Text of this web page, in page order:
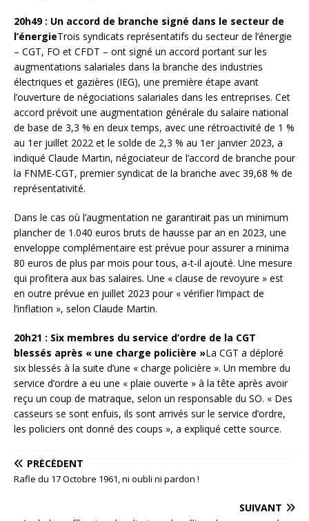
20h49 : Un accord de branche signé dans le secteur de
l’énergieTrois syndicats représentatifs du secteur de l’énergie
– CGT, FO et CFDT – ont signé un accord portant sur les
augmentations salariales dans la branche des industries
électriques et gazières (IEG), une première étape avant
l’ouverture de négociations salariales dans les entreprises. Cet
accord prévoit une augmentation générale du salaire national
de base de 3,3 % en deux temps, avec une rétroactivité de 1 %
au 1er juillet 2022 et le solde de 2,3 % au 1er janvier 2023, a
indiqué Claude Martin, négociateur de l’accord de branche pour
la FNME-CGT, premier syndicat de la branche avec 39,68 % de
représentativité.
Dans le cas où l’augmentation ne garantirait pas un minimum
plancher de 1.040 euros bruts de hausse par an en 2023, une
enveloppe complémentaire est prévue pour assurer a minima
80 euros de plus par mois pour tous, a-t-il ajouté. Une mesure
qui profitera aux bas salaires. Une « clause de revoyure » est
en outre prévue en juillet 2023 pour « vérifier l’impact de
l’inflation », selon Claude Martin.
20h21 : Six membres du service d’ordre de la CGT
blessés après « une charge policière »La CGT a déploré
six blessés à la suite d’une « charge policière ». Un membre du
service d’ordre a eu une « plaie ouverte » à la tête après avoir
reçu un coup de matraque, selon un responsable du SO. « Des
casseurs se sont enfuis, ils sont arrivés sur le service d’ordre,
les policiers ont donné des coups », a expliqué cette source.
PRÉCÉDENT
Rafle du 17 Octobre 1961, ni oubli ni pardon !
SUIVANT